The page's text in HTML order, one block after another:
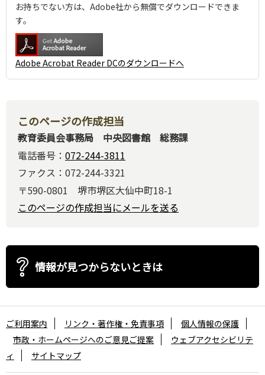
お持ちでない方は、Adobe社から無償でダウンロードできま
す。
Adobe Acrobat Reader DCのダウンロードへ
このページの作成担当
教育委員会事務局 中央図書館 総務課
電話番号： 072-244-3811
ファクス：072-244-3321
〒590-0801 堺市堺区大仙中町18-1
このページの作成担当にメールを送る
情報が見つからないときは
ご利用案内 リンク・著作権・免責事項
個人情報の保護
市政・ホームページへのご意見ご提案
ウェブアクセシビリテ
ィ
サイトマップ